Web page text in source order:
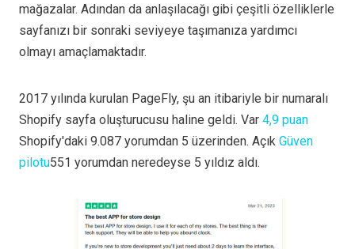
mağazalar. Adından da anlaşılacağı gibi çeşitli özelliklerle
sayfanızı bir sonraki seviyeye taşımanıza yardımcı
olmayı amaçlamaktadır.
2017 yılında kurulan PageFly, şu an itibariyle bir numaralı
Shopify sayfa oluşturucusu haline geldi. Var 4,9 puan
Shopify'daki 9.087 yorumdan 5 üzerinden. Açık Güven
pilotu551 yorumdan neredeyse 5 yıldız aldı.